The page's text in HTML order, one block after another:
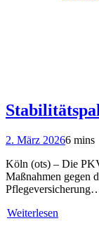
2. März 20266 mins
Köln (ots) – Die
Maßnahmen gegen
Weiterlesen